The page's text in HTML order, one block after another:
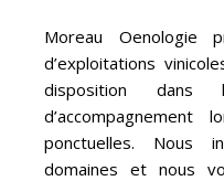
Moreau Oenologie
d’exploitations
disposition
ponctuelles. Nous
domaines et nous